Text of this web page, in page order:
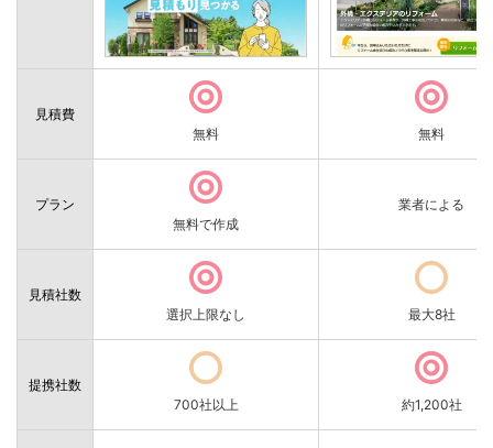
見積費
無料
無料
プラン
無料で作成
業者による
見積社数
選択上限なし
最大8社
提携社数
700社以上
約1,200社